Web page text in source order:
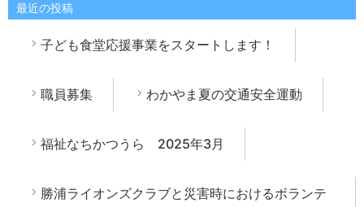
最近の投稿
子ども食堂応援事業をスタートします！
職員募集 わかやま夏の交通安全運動
福祉なちかつうら 2025年3月
勝浦ライオンズクラブと災害時におけるボランテ